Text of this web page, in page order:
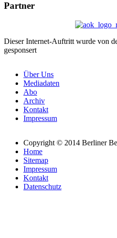
Partner
Dieser Internet-Auftritt wurde von
gesponsert
Über Uns
Mediadaten
Abo
Archiv
Kontakt
Impressum
Copyright © 2014 Berliner
Home
Sitemap
Impressum
Kontakt
Datenschutz